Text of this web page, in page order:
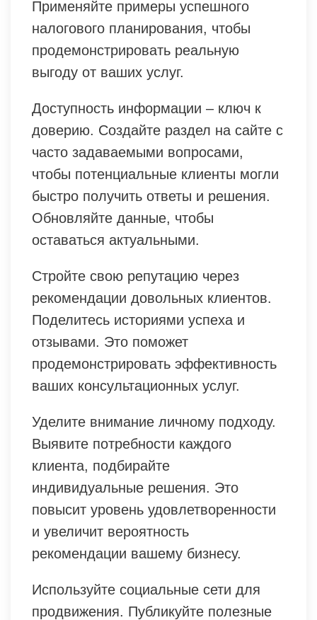
Применяйте примеры успешного
налогового планирования, чтобы
продемонстрировать реальную
выгоду от ваших услуг.
Доступность информации – ключ к
доверию. Создайте раздел на сайте с
часто задаваемыми вопросами,
чтобы потенциальные клиенты могли
быстро получить ответы и решения.
Обновляйте данные, чтобы
оставаться актуальными.
Стройте свою репутацию через
рекомендации довольных клиентов.
Поделитесь историями успеха и
отзывами. Это поможет
продемонстрировать эффективность
ваших консультационных услуг.
Уделите внимание личному подходу.
Выявите потребности каждого
клиента, подбирайте
индивидуальные решения. Это
повысит уровень удовлетворенности
и увеличит вероятность
рекомендации вашему бизнесу.
Используйте социальные сети для
продвижения. Публикуйте полезные